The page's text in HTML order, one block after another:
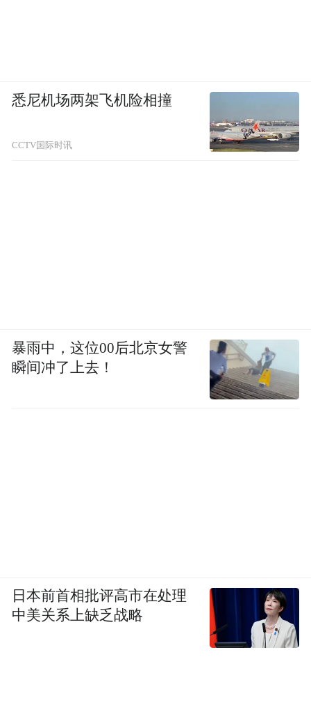
悉尼机场两架飞机险相撞
CCTV国际时讯
暴雨中，这位00后北京女警
瞬间冲了上去！
日本前首相批评高市在处理
中美关系上缺乏战略